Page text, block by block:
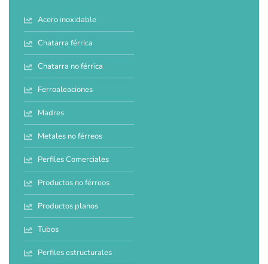
Acero inoxidable
Chatarra férrica
Chatarra no férrica
Ferroaleaciones
Madres
Metales no férreos
Perfiles Comerciales
Productos no férreos
Productos planos
Tubos
Perfiles estructurales